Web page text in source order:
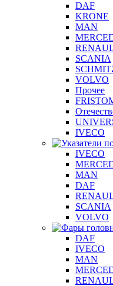
DAF
KRONE
MAN
SCANIA
VOLVO
Прочее
IVECO
IVECO
MAN
DAF
SCANIA
VOLVO
DAF
IVECO
MAN